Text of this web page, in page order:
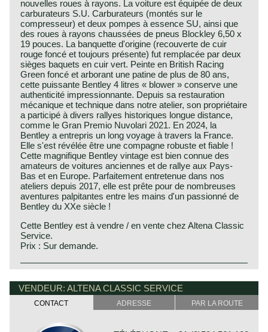
nouvelles roues à rayons. La voiture est équipée de deux
carburateurs S.U. Carburateurs (montés sur le
compresseur) et deux pompes à essence SU, ainsi que
des roues à rayons chaussées de pneus Blockley 6,50 x
19 pouces. La banquette d'origine (recouverte de cuir
rouge foncé et toujours présente) fut remplacée par deux
sièges baquets en cuir vert. Peinte en British Racing
Green foncé et arborant une patine de plus de 80 ans,
cette puissante Bentley 4 litres « blower » conserve une
authenticité impressionnante. Depuis sa restauration
mécanique et technique dans notre atelier, son propriétaire
a participé à divers rallyes historiques longue distance,
comme le Gran Premio Nuvolari 2021. En 2024, la
Bentley a entrepris un long voyage à travers la France.
Elle s'est révélée être une compagne robuste et fiable !
Cette magnifique Bentley vintage est bien connue des
amateurs de voitures anciennes et de rallye aux Pays-
Bas et en Europe. Parfaitement entretenue dans nos
ateliers depuis 2017, elle est prête pour de nombreuses
aventures palpitantes entre les mains d'un passionné de
Bentley du XXe siècle !
Cette Bentley est à vendre / en vente chez Altena Classic
Service.
Prix : Sur demande.
This Bentley is a unique custom built special of which we
to us are stated in the description of the automobile.
Bentley history 1919 - 1931
The famous Bentley make, erected by Mr. W.O. Bentley,
existed as a independent firm for only twelve years (1919-
1931) before the proud firm was taken over by the Rolls
years were filled with racing successes and many
VENDEUR: ALTENA CLASSIC SERVICE
CONTACT ADRESSE PAR LA ROUTE